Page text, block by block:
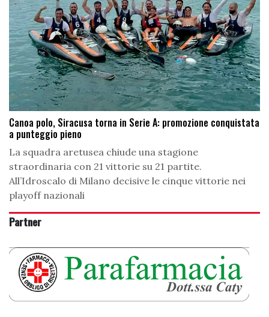
Canoa polo, Siracusa torna in Serie A: promozione conquistata
a punteggio pieno
La squadra aretusea chiude una stagione
straordinaria con 21 vittorie su 21 partite.
All’Idroscalo di Milano decisive le cinque vittorie nei
playoff nazionali
Partner